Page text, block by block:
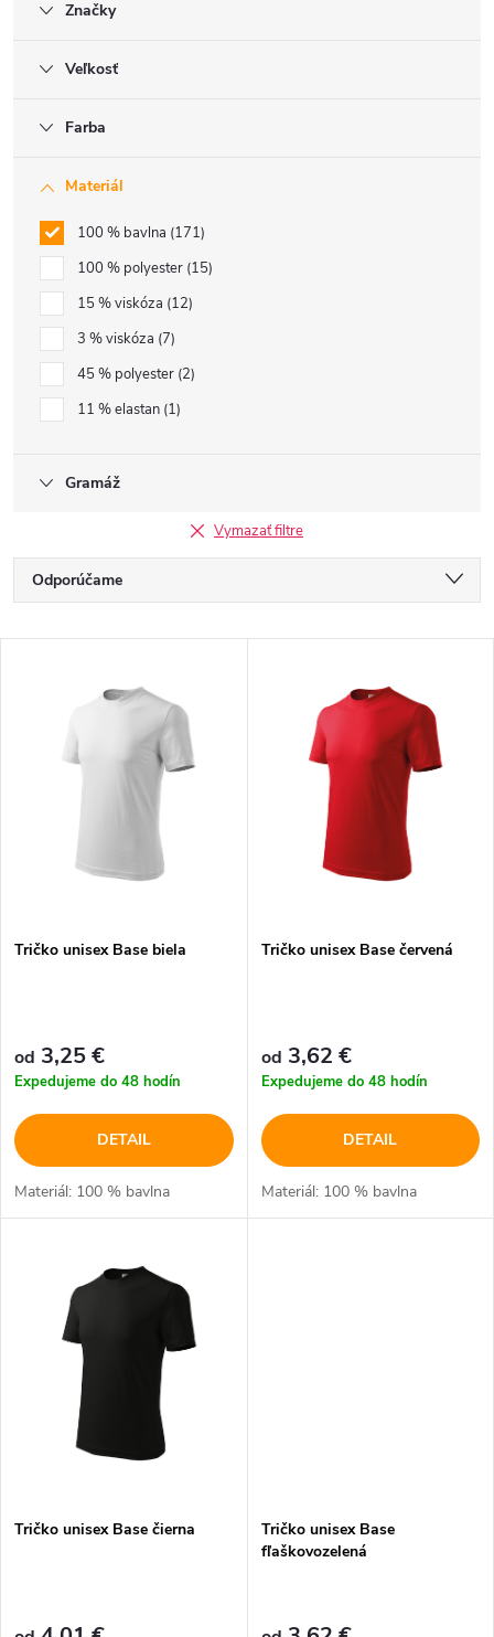
Značky
Veľkosť
Farba
Materiál
100 % bavlna 171
100 % polyester 15
15 % viskóza 12
3 % viskóza 7
45 % polyester 2
11 % elastan 1
Gramáž
Vymazať filtre
R
a
p
o
d
u
Odporúčame
Abecedne
p
o
d
u
k
Tričko unisex Base biela
od 3,25 €
Expedujeme do 48 hodín
DETAIL
Materiál: 100 % bavlna
Tričko unisex Base červená
od 3,62 €
Expedujeme do 48 hodín
DETAIL
Materiál: 100 % bavlna
Tričko unisex Base čierna
Tričko unisex Base
fľaškovozelená